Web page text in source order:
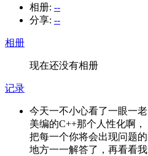
相册: --
分享: --
相册
现在还没有相册
记录
今天一不小心看了一眼一老
美编的C++那个人性化啊，
把每一个你将会出现问题的
地方一一解答了，再看看我